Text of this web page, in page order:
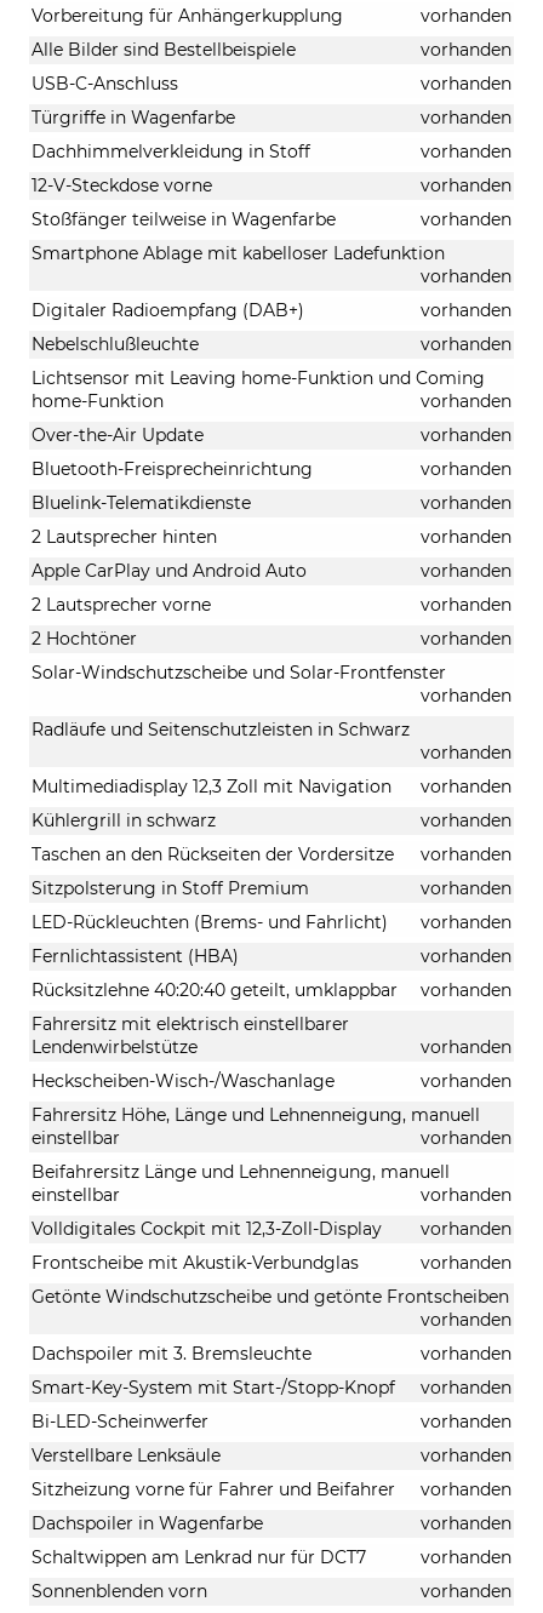
Vorbereitung für Anhängerkupplung
vorhanden
Alle Bilder sind Bestellbeispiele
vorhanden
USB-C-Anschluss
vorhanden
Türgriffe in Wagenfarbe
vorhanden
Dachhimmelverkleidung in Stoff
vorhanden
12-V-Steckdose vorne
vorhanden
Stoßfänger teilweise in Wagenfarbe
vorhanden
Smartphone Ablage mit kabelloser Ladefunktion
vorhanden
Digitaler Radioempfang (DAB+)
vorhanden
Nebelschlußleuchte
vorhanden
Lichtsensor mit Leaving home-Funktion und Coming
home-Funktion
vorhanden
Over-the-Air Update
vorhanden
Bluetooth-Freisprecheinrichtung
vorhanden
Bluelink-Telematikdienste
vorhanden
2 Lautsprecher hinten
vorhanden
Apple CarPlay und Android Auto
vorhanden
2 Lautsprecher vorne
vorhanden
2 Hochtöner
vorhanden
Solar-Windschutzscheibe und Solar-Frontfenster
vorhanden
Radläufe und Seitenschutzleisten in Schwarz
vorhanden
Multimediadisplay 12,3 Zoll mit Navigation
vorhanden
Kühlergrill in schwarz
vorhanden
Taschen an den Rückseiten der Vordersitze
vorhanden
Sitzpolsterung in Stoff Premium
vorhanden
LED-Rückleuchten (Brems- und Fahrlicht)
vorhanden
Fernlichtassistent (HBA)
vorhanden
Rücksitzlehne 40:20:40 geteilt, umklappbar
vorhanden
Fahrersitz mit elektrisch einstellbarer
Lendenwirbelstütze
vorhanden
Heckscheiben-Wisch-/Waschanlage
vorhanden
Fahrersitz Höhe, Länge und Lehnenneigung, manuell
einstellbar
vorhanden
Beifahrersitz Länge und Lehnenneigung, manuell
einstellbar
vorhanden
Volldigitales Cockpit mit 12,3-Zoll-Display
vorhanden
Frontscheibe mit Akustik-Verbundglas
vorhanden
Getönte Windschutzscheibe und getönte Frontscheiben
vorhanden
Dachspoiler mit 3. Bremsleuchte
vorhanden
Smart-Key-System mit Start-/Stopp-Knopf
vorhanden
Bi-LED-Scheinwerfer
vorhanden
Verstellbare Lenksäule
vorhanden
Sitzheizung vorne für Fahrer und Beifahrer
vorhanden
Dachspoiler in Wagenfarbe
vorhanden
Schaltwippen am Lenkrad nur für DCT7
vorhanden
Sonnenblenden vorn
vorhanden